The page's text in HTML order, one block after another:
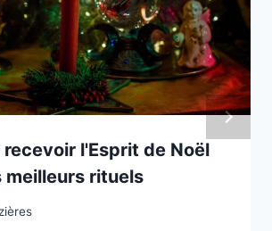
l'Esprit de Noël
meilleurs rituels